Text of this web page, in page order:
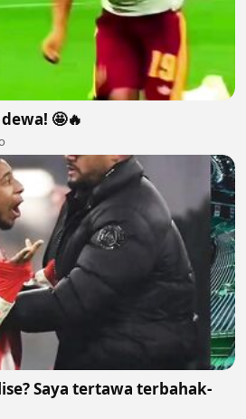
🤩🔥
Saya tertawa terbahak-